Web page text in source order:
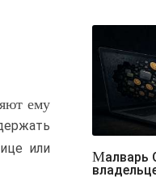
ему
или
Малварь OkoBot нацелена на